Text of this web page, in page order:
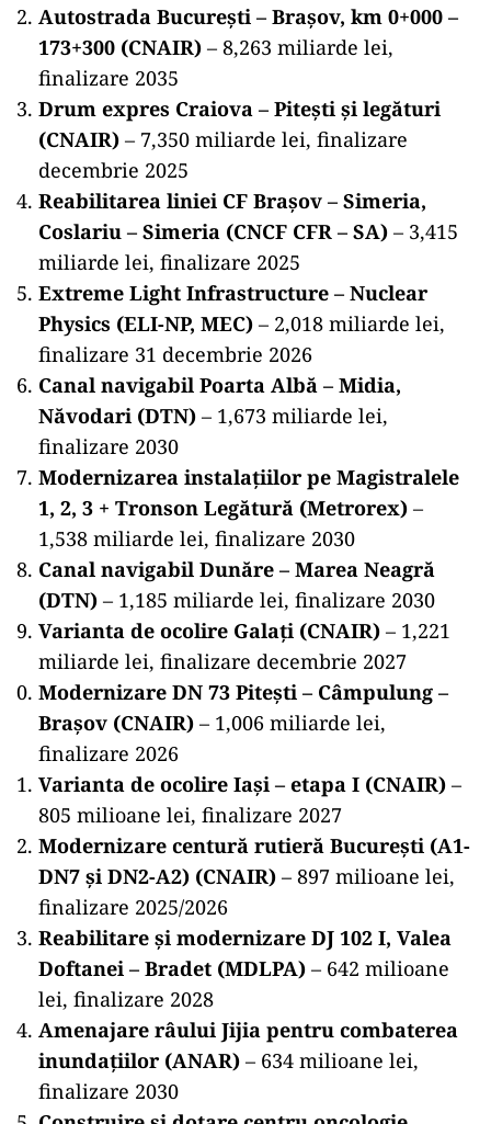
Autostrada București – Brașov, km 0+000 –
173+300 (CNAIR) – 8,263 miliarde lei,
finalizare 2035
Drum expres Craiova – Pitești și legături
(CNAIR) – 7,350 miliarde lei, finalizare
decembrie 2025
Reabilitarea liniei CF Brașov – Simeria,
Coslariu – Simeria (CNCF CFR – SA) – 3,415
miliarde lei, finalizare 2025
Extreme Light Infrastructure – Nuclear
Physics (ELI-NP, MEC) – 2,018 miliarde lei,
finalizare 31 decembrie 2026
Canal navigabil Poarta Albă – Midia,
Năvodari (DTN) – 1,673 miliarde lei,
finalizare 2030
Modernizarea instalațiilor pe Magistralele
1, 2, 3 + Tronson Legătură (Metrorex) –
1,538 miliarde lei, finalizare 2030
Canal navigabil Dunăre – Marea Neagră
(DTN) – 1,185 miliarde lei, finalizare 2030
Varianta de ocolire Galați (CNAIR) – 1,221
miliarde lei, finalizare decembrie 2027
Modernizare DN 73 Pitești – Câmpulung –
Brașov (CNAIR) – 1,006 miliarde lei,
finalizare 2026
Varianta de ocolire Iași – etapa I (CNAIR) –
805 milioane lei, finalizare 2027
Modernizare centură rutieră București (A1-
DN7 și DN2-A2) (CNAIR) – 897 milioane lei,
finalizare 2025/2026
Reabilitare și modernizare DJ 102 I, Valea
Doftanei – Bradet (MDLPA) – 642 milioane
lei, finalizare 2028
Amenajare râului Jijia pentru combaterea
inundațiilor (ANAR) – 634 milioane lei,
finalizare 2030